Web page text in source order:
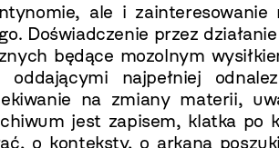
ale i
Doświadczenie przez
będące mozolnym
oddającymi najpełniej
na zmiany materii,
jest zapisem, klatka po
o konteksty, o arkana